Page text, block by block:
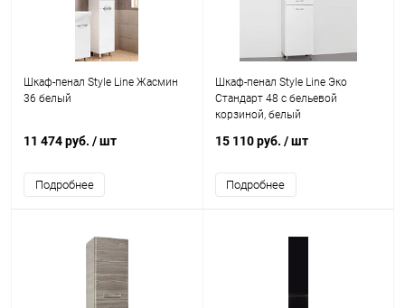
Шкаф-пенал Style Line Жасмин
36 белый
11 474 руб. / шт
Подробнее
Шкаф-пенал Style Line Эко
Стандарт 48 с бельевой
корзиной, белый
15 110 руб. / шт
Подробнее